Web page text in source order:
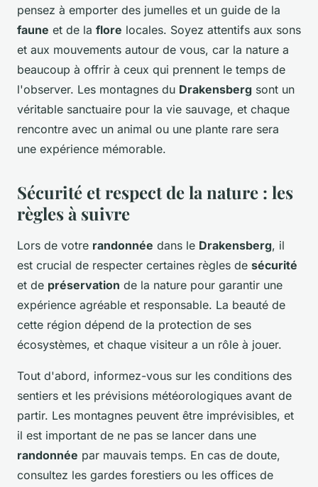
pensez à emporter des jumelles et un guide de la
faune et de la flore locales. Soyez attentifs aux sons
et aux mouvements autour de vous, car la nature a
beaucoup à offrir à ceux qui prennent le temps de
l'observer. Les montagnes du Drakensberg sont un
véritable sanctuaire pour la vie sauvage, et chaque
rencontre avec un animal ou une plante rare sera
une expérience mémorable.
Sécurité et respect de la nature : les
règles à suivre
Lors de votre randonnée dans le Drakensberg, il
est crucial de respecter certaines règles de sécurité
et de préservation de la nature pour garantir une
expérience agréable et responsable. La beauté de
cette région dépend de la protection de ses
écosystèmes, et chaque visiteur a un rôle à jouer.
Tout d'abord, informez-vous sur les conditions des
sentiers et les prévisions météorologiques avant de
partir. Les montagnes peuvent être imprévisibles, et
il est important de ne pas se lancer dans une
randonnée par mauvais temps. En cas de doute,
consultez les gardes forestiers ou les offices de